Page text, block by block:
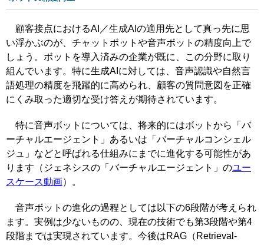
顧客接点におけるAI／生成AIの適用先として真っ先に思
い浮かぶのが、チャットボットや音声ボットの精度向上で
しょう。ボットを導入済みの企業が既に、この分野に取り
組んでいます。特に生成AIに対しては、音声認識や自然言
語処理の精度を飛躍的に高められ、顧客の質問意図を正確
にくみ取った適切な受け答えが期待されています。
特に音声ボットについては、将来的にはボットから「バ
ーチャルエージェント」あるいは「バーチャルコンシェル
ジュ」などと呼ばれる仕組みにまでに進化する可能性があ
ります（ジェネシスの「バーチャルエージェント」のユー
スケース動画）。
音声ボットの進化の過程としては以下の6段階が考えられ
ます。実例は少ないものの、現在の技術でも第3段階や第4
段階までは実現されています。今後はRAG（Retrieval-